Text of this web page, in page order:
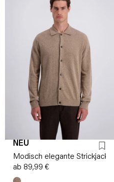
NEU
Modisch elegante
ab 89,99 €